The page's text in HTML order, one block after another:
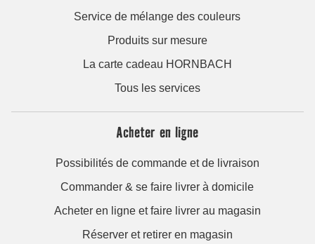
Service de mélange des couleurs
Produits sur mesure
La carte cadeau HORNBACH
Tous les services
Acheter en ligne
Possibilités de commande et de livraison
Commander & se faire livrer à domicile
Acheter en ligne et faire livrer au magasin
Réserver et retirer en magasin